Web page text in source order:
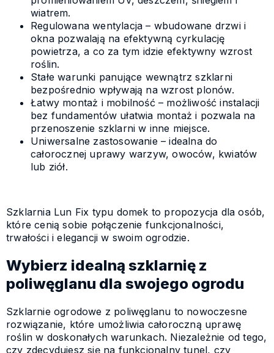
wiatrem.
Regulowana wentylacja – wbudowane drzwi i
okna pozwalają na efektywną cyrkulację
powietrza, a co za tym idzie efektywny wzrost
roślin.
Stałe warunki panujące wewnątrz szklarni
bezpośrednio wpływają na wzrost plonów.
Łatwy montaż i mobilność – możliwość instalacji
bez fundamentów ułatwia montaż i pozwala na
przenoszenie szklarni w inne miejsce.
Uniwersalne zastosowanie – idealna do
całorocznej uprawy warzyw, owoców, kwiatów
lub ziół.
Szklarnia Lun Fix typu domek to propozycja dla osób,
które cenią sobie połączenie funkcjonalności,
trwałości i elegancji w swoim ogrodzie.
Wybierz idealną szklarnię z
poliwęglanu dla swojego ogrodu
Szklarnie ogrodowe z poliwęglanu to nowoczesne
rozwiązanie, które umożliwia całoroczną uprawę
roślin w doskonałych warunkach. Niezależnie od tego,
czy zdecydujesz się na funkcjonalny tunel, czy